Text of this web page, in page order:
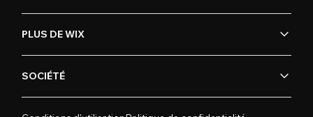
PLUS DE WIX
SOCIÉTÉ